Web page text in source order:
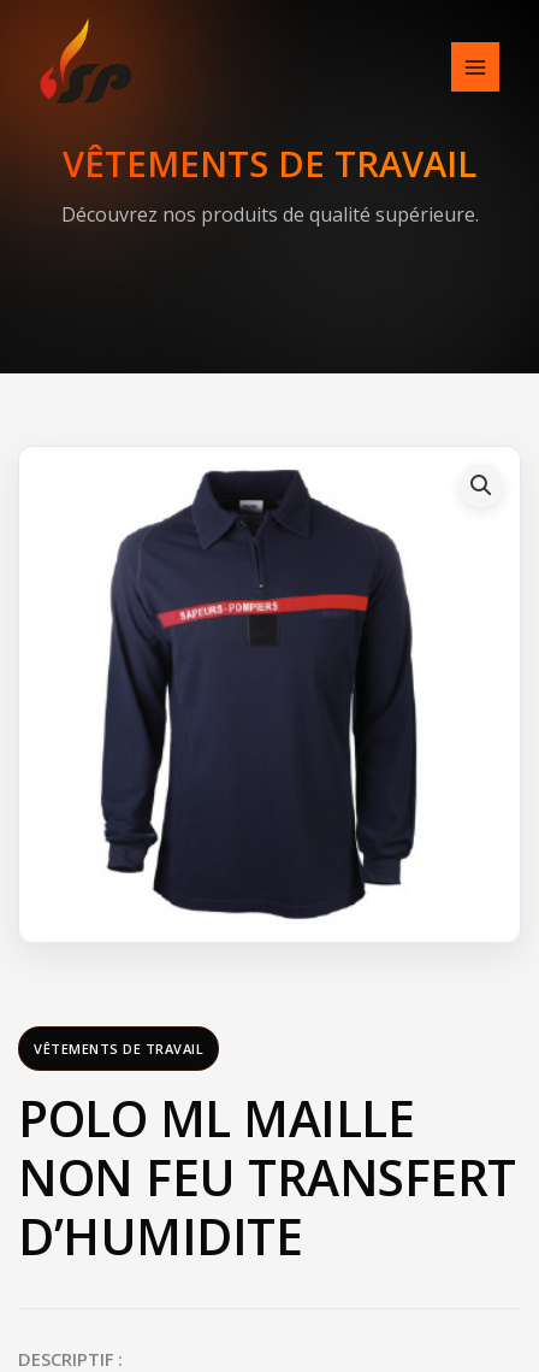
content
VÊTEMENTS DE TRAVAIL
Découvrez nos produits de qualité supérieure.
VÊTEMENTS DE TRAVAIL
POLO ML MAILLE
NON FEU TRANSFERT
D’HUMIDITE
DESCRIPTIF :